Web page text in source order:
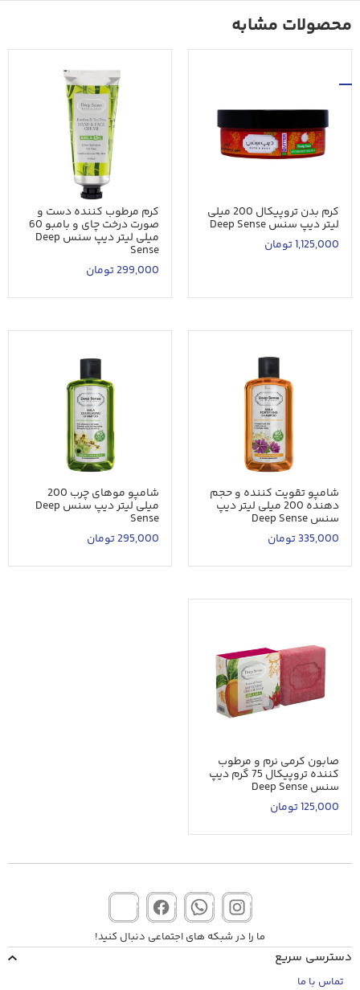
محصولات مشابه
کرم بدن تروپیکال 200 میلی
لیتر دیپ سنس Deep Sense
1,125,000تومان
کرم مرطوب کننده دست و
صورت درخت چای و بامبو 60
میلی لیتر دیپ سنس Deep
Sense
299,000تومان
شامپو تقویت کننده و حجم
دهنده 200 میلی لیتر دیپ
سنس Deep Sense
335,000تومان
شامپو موهای چرب 200
میلی لیتر دیپ سنس Deep
Sense
295,000تومان
صابون کرمی نرم و مرطوب
کننده تروپیکال 75 گرم دیپ
سنس Deep Sense
125,000تومان
ما را در شبکه های اجتماعی دنبال کنید!
دسترسی سریع
تماس با ما